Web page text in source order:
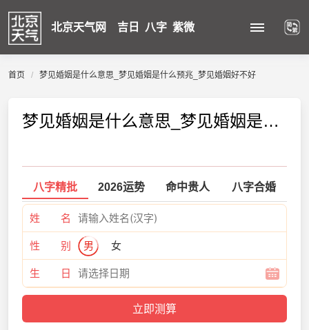
北京天气网 吉日 八字 紫微
首页 梦见婚姻是什么意思_梦见婚姻是什么预兆_梦见婚姻好不好
梦见婚姻是什么意思_梦见婚姻是什么预兆_梦见婚姻好不好
八字精批 2026运势 命中贵人 八字合婚
姓 名
性 别 男 女
生 日